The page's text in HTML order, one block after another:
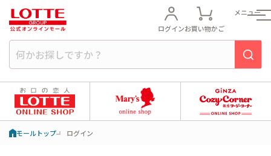
ログインお買い物かご
メニュー
モールトップ ログイン